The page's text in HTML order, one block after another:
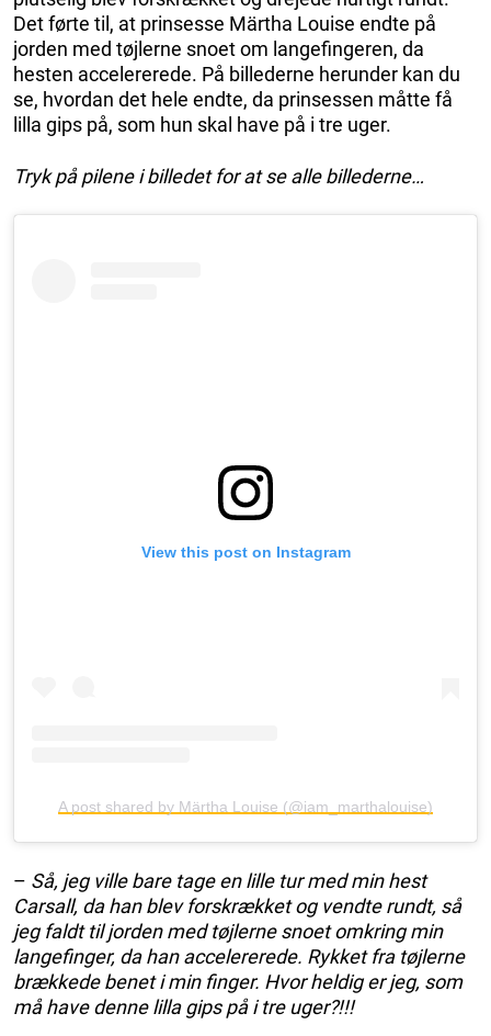
Det førte til, at prinsesse Märtha Louise endte på
jorden med tøjlerne snoet om langefingeren, da
hesten accelererede. På billederne herunder kan du
se, hvordan det hele endte, da prinsessen måtte få
lilla gips på, som hun skal have på i tre uger.
Tryk på pilene i billedet for at se alle billederne…
View this post on Instagram
A post shared by Märtha Louise (@iam_marthalouise)
– Så, jeg ville bare tage en lille tur med min hest
Carsall, da han blev forskrækket og vendte rundt, så
jeg faldt til jorden med tøjlerne snoet omkring min
langefinger, da han accelererede. Rykket fra tøjlerne
brækkede benet i min finger. Hvor heldig er jeg, som
må have denne lilla gips på i tre uger?!!!